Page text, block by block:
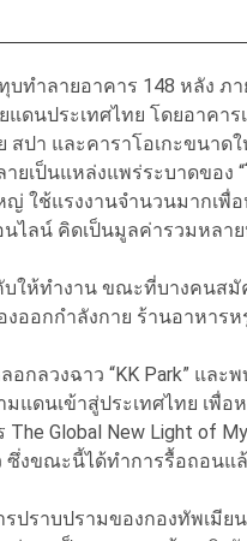
บทำลายอาคาร 148 หลัง
ดนประเทศไทย โดยอาคาร
สปา และคาราโอเกะขนาด
เป็นแหล่งแพร่ระบาดของ “
ใช้แรงงานจำนวนมากเพื่
ไลน์ คิดเป็นมูลค่ารวมหลา
ห้ทำงาน ขณะที่บางคนสมัค
ออกกำลังกาย ร้านอาหาร
กลวงฉาว “KK Park” และ
แดนเข้าสู่ประเทศไทย เพื่อ
Global New Light of
งขณะนี้ได้ทำการรื้อถอนแล้
ปราบปรามของกองทัพเมีย